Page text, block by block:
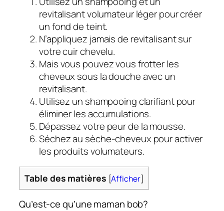
revitalisant volumateur léger pour créer
un fond de teint.
N’appliquez jamais de revitalisant sur
votre cuir chevelu.
Mais vous pouvez vous frotter les
cheveux sous la douche avec un
revitalisant.
Utilisez un shampooing clarifiant pour
éliminer les accumulations.
Dépassez votre peur de la mousse.
Séchez au sèche-cheveux pour activer
les produits volumateurs.
Table des matières [Afficher]
Qu’est-ce qu’une maman bob?